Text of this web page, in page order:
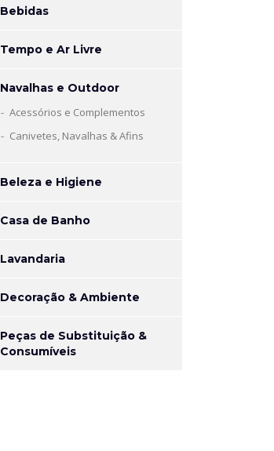
Bebidas
Tempo e Ar Livre
Navalhas e Outdoor
Acessórios e Complementos
Canivetes, Navalhas & Afins
Beleza e Higiene
Casa de Banho
Lavandaria
Decoração & Ambiente
Peças de Substituição &
Consumíveis